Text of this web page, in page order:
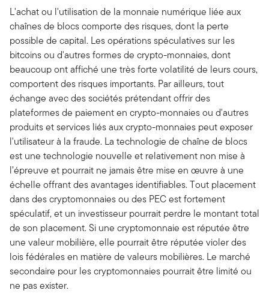
L'achat ou l'utilisation de la monnaie numérique liée aux
chaînes de blocs comporte des risques, dont la perte
possible de capital. Les opérations spéculatives sur les
bitcoins ou d'autres formes de crypto-monnaies, dont
beaucoup ont affiché une très forte volatilité de leurs cours,
comportent des risques importants. Par ailleurs, tout
échange avec des sociétés prétendant offrir des
plateformes de paiement en crypto-monnaies ou d'autres
produits et services liés aux crypto-monnaies peut exposer
l'utilisateur à la fraude. La technologie de chaîne de blocs
est une technologie nouvelle et relativement non mise à
l’épreuve et pourrait ne jamais être mise en œuvre à une
échelle offrant des avantages identifiables. Tout placement
dans des cryptomonnaies ou des PEC est fortement
spéculatif, et un investisseur pourrait perdre le montant total
de son placement. Si une cryptomonnaie est réputée être
une valeur mobilière, elle pourrait être réputée violer des
lois fédérales en matière de valeurs mobilières. Le marché
secondaire pour les cryptomonnaies pourrait être limité ou
ne pas exister.